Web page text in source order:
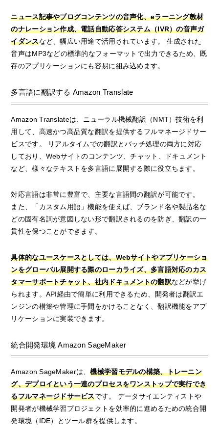
ニュース記事やブログコンテンツの音声化、eラーニング教材
のナレーション作成、電話自動応答システム（IVR）の音声ガ
イダンスなど、幅広い用途で活用されています。 生成された
音声はMP3などの標準的なフォーマットで出力できるため、既
存のアプリケーションにも容易に組み込めます。
多言語に翻訳する Amazon Translate
Amazon Translateは、ニューラル機械翻訳（NMT）技術を利
用して、高速かつ高品質な翻訳を提供するフルマネージドサー
ビスです。 リアルタイムでの翻訳とバッチ処理の両方に対応
しており、Webサイトのコンテンツ、チャット、ドキュメント
など、様々なテキストを多言語に展開する際に役立ちます。
対応言語は非常に豊富で、主要な言語間の翻訳が可能です。
また、「カスタム用語」機能を使えば、ブランド名や製品名な
どの固有名詞が意図しない形で翻訳されるのを防ぎ、翻訳の一
貫性を保つことができます。
具体的なユースケースとしては、Webサイトやアプリケーショ
ンをグローバル展開する際のローカライズ、多言語対応のカス
タマーサポートチャット、社内ドキュメントの翻訳などが挙げ
られます。API経由で簡単に利用できるため、開発者は翻訳エ
ンジンの構築や管理に手間をかけることなく、翻訳機能をアプ
リケーションに実装できます。
統合開発環境 Amazon SageMaker
Amazon SageMakerは、機械学習モデルの構築、トレーニン
グ、デプロイという一連のプロセスをワンストップで実行でき
るフルマネージドサービスです。 データサイエンティストや
開発者が機械学習プロジェクトを効率的に進めるための統合開
発環境（IDE）とツール群を提供します。